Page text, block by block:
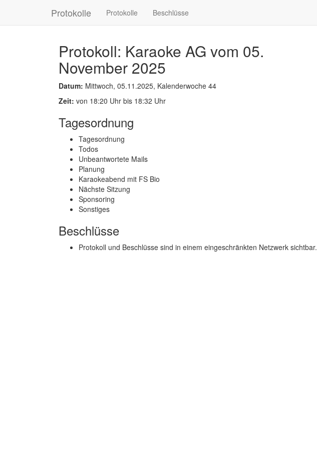
Protokolle Protokolle Beschlüsse
Protokoll: Karaoke AG vom 05.
November 2025
Datum: Mittwoch, 05.11.2025, Kalenderwoche 44
Zeit: von 18:20 Uhr bis 18:32 Uhr
Tagesordnung
Tagesordnung
Todos
Unbeantwortete Mails
Planung
Karaokeabend mit FS Bio
Nächste Sitzung
Sponsoring
Sonstiges
Beschlüsse
Protokoll und Beschlüsse sind in einem eingeschränkten Netzwerk sichtbar.